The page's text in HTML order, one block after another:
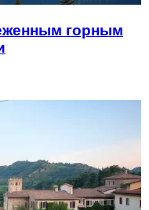
горным